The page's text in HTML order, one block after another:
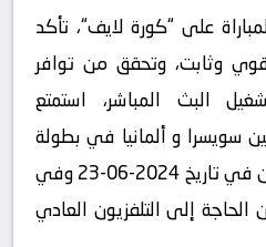
على “كورة لايف“، تأكد
وثابت، وتحقق من توافر
البث المباشر، استمتع
سويسرا و ألمانيا في بطولة
الدوري السعودي للمحترفين في تاريخ 2024-06-23 وفي
التالي22:00 ، دون الحاجة إلى التلفزيون العادي